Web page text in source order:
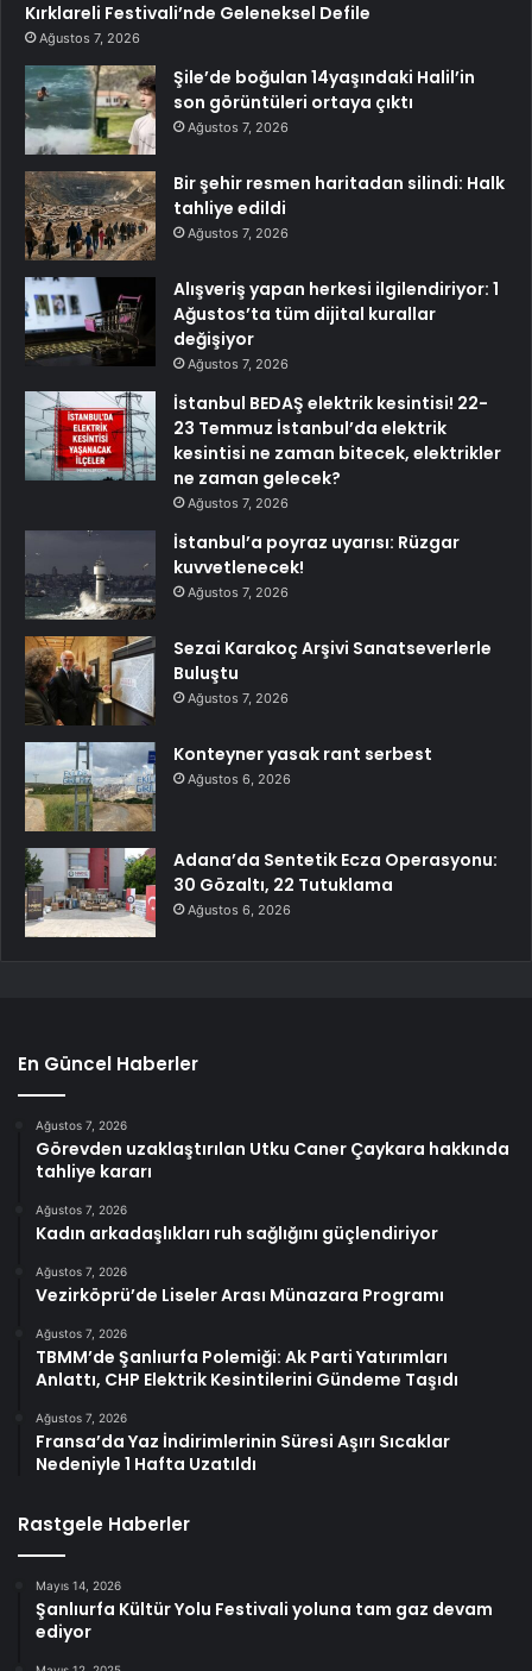
Kırklareli Festivali’nde Geleneksel Defile
Ağustos 7, 2026
Şile’de boğulan 14yaşındaki Halil’in
son görüntüleri ortaya çıktı
Ağustos 7, 2026
Bir şehir resmen haritadan silindi: Halk
tahliye edildi
Ağustos 7, 2026
Alışveriş yapan herkesi ilgilendiriyor: 1
Ağustos’ta tüm dijital kurallar
değişiyor
Ağustos 7, 2026
İstanbul BEDAŞ elektrik kesintisi! 22-
23 Temmuz İstanbul’da elektrik
kesintisi ne zaman bitecek, elektrikler
ne zaman gelecek?
Ağustos 7, 2026
İstanbul’a poyraz uyarısı: Rüzgar
kuvvetlenecek!
Ağustos 7, 2026
Sezai Karakoç Arşivi Sanatseverlerle
Buluştu
Ağustos 7, 2026
Konteyner yasak rant serbest
Ağustos 6, 2026
Adana’da Sentetik Ecza Operasyonu:
30 Gözaltı, 22 Tutuklama
Ağustos 6, 2026
En Güncel Haberler
Ağustos 7, 2026
Görevden uzaklaştırılan Utku Caner Çaykara hakkında
tahliye kararı
Ağustos 7, 2026
Kadın arkadaşlıkları ruh sağlığını güçlendiriyor
Ağustos 7, 2026
Vezirköprü’de Liseler Arası Münazara Programı
Ağustos 7, 2026
TBMM’de Şanlıurfa Polemiği: Ak Parti Yatırımları
Anlattı, CHP Elektrik Kesintilerini Gündeme Taşıdı
Ağustos 7, 2026
Fransa’da Yaz İndirimlerinin Süresi Aşırı Sıcaklar
Nedeniyle 1 Hafta Uzatıldı
Rastgele Haberler
Mayıs 14, 2026
Şanlıurfa Kültür Yolu Festivali yoluna tam gaz devam
ediyor